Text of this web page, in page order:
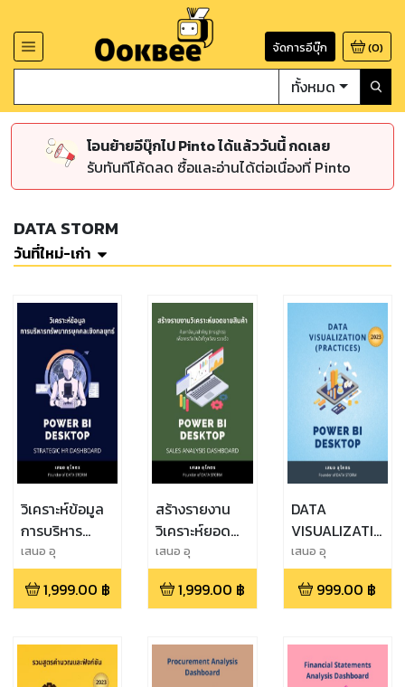
จัดการอีบุ๊ก (0)
ทั้งหมด
โอนย้ายอีบุ๊กไป Pinto ได้แล้ววันนี้ กดเลย
รับทันทีโค้ดลด ซื้อและอ่านได้ต่อเนื่องที่ Pinto
DATA STORM
วันที่ใหม่-เก่า
วิเคราะห์ข้อมูล
การบริหาร
ทรัพยากร
บุคคลเชิงกล
ยุทธ์ Strategic
Dashboard
เสนอ อุ
โคตร,Saner Ukort
1,999.00 ฿
สร้างรายงาน
วิเคราะห์ยอด
ขายสินค้า
Sales
Analysis
เสนอ อุ
โคตร,Saner Ukort
1,999.00 ฿
DATA
VISUALIZATION
(PRACTICES)
VERSION
2023
เสนอ อุ
โคตร,Saner Ukort
999.00 ฿